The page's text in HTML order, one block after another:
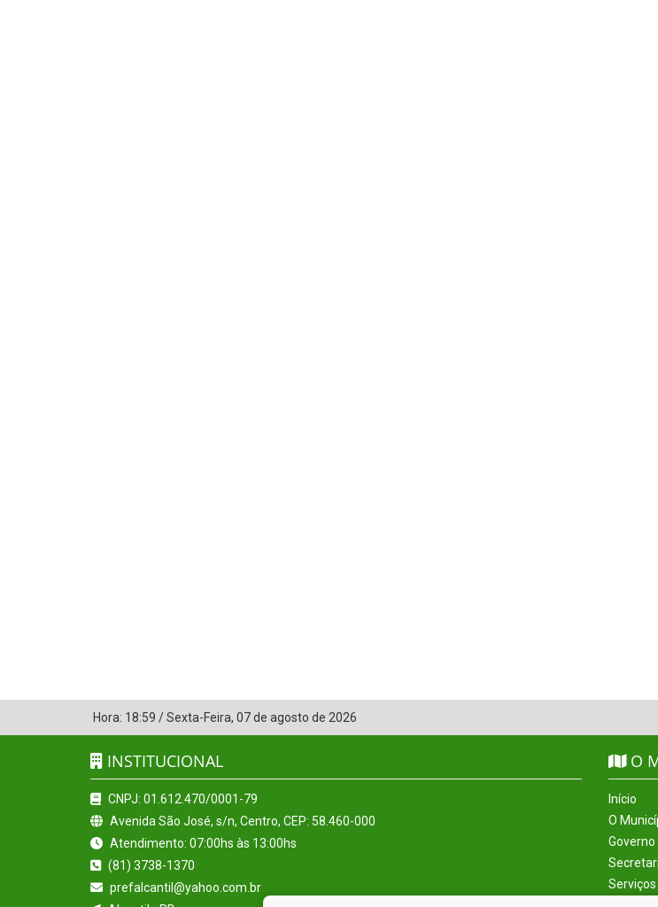
Hora: 18:59 /Sexta-Feira, 07 de agosto de 2026
INSTITUCIONAL
CNPJ: 01.612.470/0001-79
Avenida São José, s/n, Centro, CEP: 58.460-000
Atendimento: 07:00hs às 13:00hs
(81) 3738-1370
prefalcantil@yahoo.com.br
O
Início
O
Governo